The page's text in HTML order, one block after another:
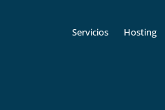
Servicios Hosting